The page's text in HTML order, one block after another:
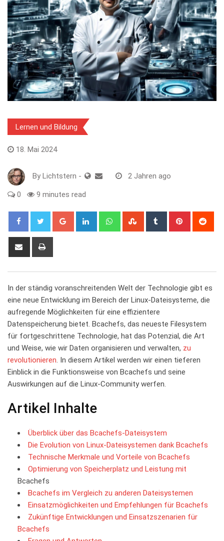
Lernen und Bildung
18. Mai 2024
By Lichtstern - 2 Jahren ago
0 9 minutes read
Google+ LinkedIn WhatsappStumbleUpon
Tumblr Pinterest
Share
In der ständig voranschreitenden Welt der Technologie gibt es
eine neue Entwicklung im Bereich der Linux-Dateisysteme, die
aufregende Möglichkeiten für eine effizientere​
Datenspeicherung bietet. Bcachefs, das‌ neueste Filesystem
für fortgeschrittene Technologie, hat das Potenzial, die Art
und Weise, wie wir Daten organisieren​ und verwalten, zu
revolutionieren. In diesem Artikel ‍werden ‌wir einen tieferen
Einblick in⁢ die Funktionsweise von Bcachefs und seine
Auswirkungen⁤ auf die Linux-Community werfen.
Artikel Inhalte
Überblick über das Bcachefs-Dateisystem
Die Evolution ‍von ​Linux-Dateisystemen dank Bcachefs
Technische Merkmale und Vorteile von Bcachefs
Optimierung von Speicherplatz und‌ Leistung mit
Bcachefs
Bcachefs im Vergleich zu anderen Dateisystemen
Einsatzmöglichkeiten und Empfehlungen für Bcachefs
Zukünftige Entwicklungen und Einsatzszenarien für
Bcachefs